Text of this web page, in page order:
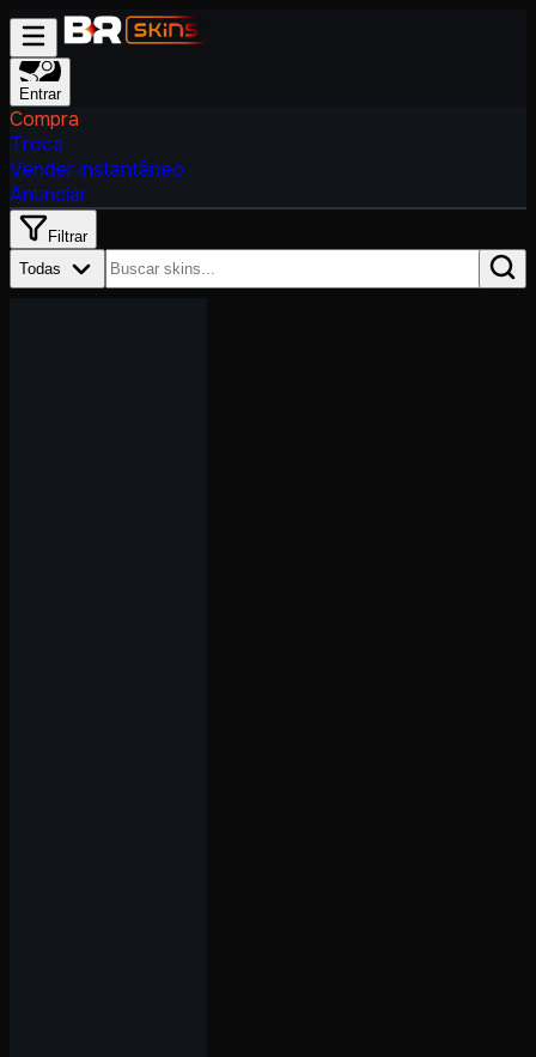
Entrar
Compra
Troca
Vender instantâneo
Anunciar
Filtrar
Todas